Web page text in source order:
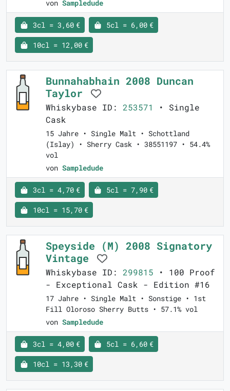
von Sampledude
3cl = 3,60 € 5cl = 6,00 €
10cl = 12,00 €
Bunnahabhain 2008 Duncan
Taylor
Whiskybase ID: 253571
• Single
Cask
15 Jahre • Single Malt • Schottland
(Islay) • Sherry Cask • 38551197 • 54.4%
vol
von Sampledude
3cl = 4,70 € 5cl = 7,90 €
10cl = 15,70 €
Speyside (M) 2008 Signatory
Vintage
Whiskybase ID: 299815 • 100 Proof
- Exceptional Cask - Edition #16
17 Jahre • Single Malt • Sonstige • 1st
Fill Oloroso Sherry Butts • 57.1% vol
von Sampledude
3cl = 4,00 € 5cl = 6,60 €
10cl = 13,30 €